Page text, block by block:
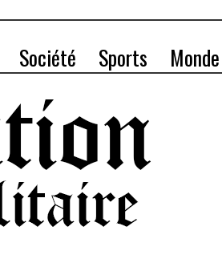
Société Sports Monde